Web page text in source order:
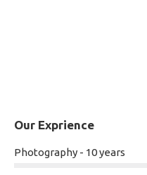
Our Exprience
Photography - 10 years